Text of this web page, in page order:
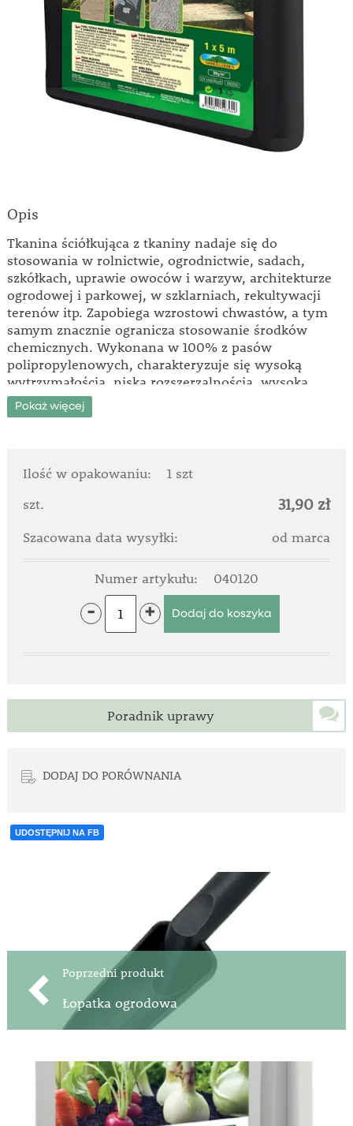
Opis
Tkanina ściółkująca z tkaniny nadaje się do
stosowania w rolnictwie, ogrodnictwie, sadach,
szkółkach, uprawie owoców i warzyw, architekturze
ogrodowej i parkowej, w szklarniach, rekultywacji
terenów itp. Zapobiega wzrostowi chwastów, a tym
samym znacznie ogranicza stosowanie środków
chemicznych. Wykonana w 100% z pasów
polipropylenowych, charakteryzuje się wysoką
wytrzymałością, niską rozszerzalnością, wysoką
przepuszczalnością powietrza i wody oraz
odpornością na działanie pleśni, grzybów i owadów.
Pokaż więcej
Ilość w opakowaniu:
1 szt
szt.
31,90 zł
Szacowana data wysyłki: od marca
Numer artykułu: 040120
- +
Poradnik uprawy
DODAJ DO PORÓWNANIA
UDOSTĘPNIJ NA FB
Poprzedni produkt
Łopatka ogrodowa